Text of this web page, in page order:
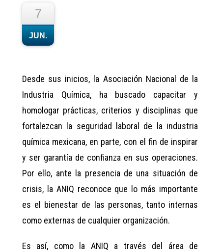
7
JUN.
Desde sus inicios, la Asociación Nacional de la
Industria Química, ha buscado capacitar y
homologar prácticas, criterios y disciplinas que
fortalezcan la seguridad laboral de la industria
química mexicana, en parte, con el fin de inspirar
y ser garantía de confianza en sus operaciones.
Por ello, ante la presencia de una situación de
crisis, la ANIQ reconoce que lo más importante
es el bienestar de las personas, tanto internas
como externas de cualquier organización.
Es así, como la ANIQ a través del área de